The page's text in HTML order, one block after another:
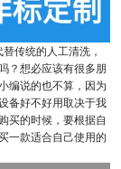
传统的人工清洗，
？想必应该有很多朋
编说的也不算，因为
备好不好用取决于我
买的时候，要根据自
一款适合自己使用的